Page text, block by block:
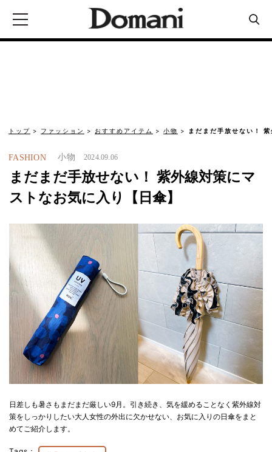
トップ ファッション おすすめアイテム 小物 まだまだ手放せない！
FASHION 小物 2024.09.06
まだまだ手放せない！ 紫外線対策にマ
ストなお気に入り【日傘】
日差しも暑さもまだまだ厳しい9月。引き続き、気を緩めることなく紫外線対
策をしっかりしたい大人女性の外出に欠かせない、お気に入りの日傘をまと
めてご紹介します。